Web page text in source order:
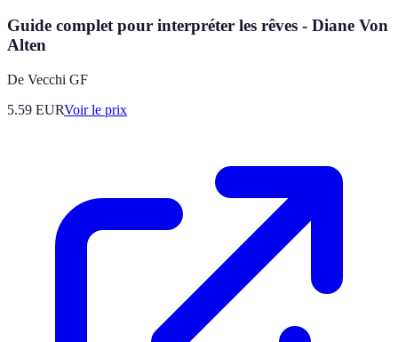
Guide complet pour interpréter les rêves - Diane Von
Alten
De Vecchi GF
5.59 EURVoir le prix